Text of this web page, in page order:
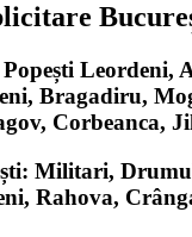
Leordeni,
Bragadiru,
Corbeanca,
Militari,
Rahova,